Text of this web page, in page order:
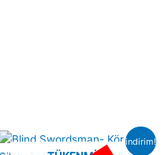
indirim!